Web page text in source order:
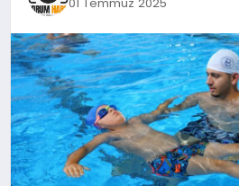
MUĞLA
☰